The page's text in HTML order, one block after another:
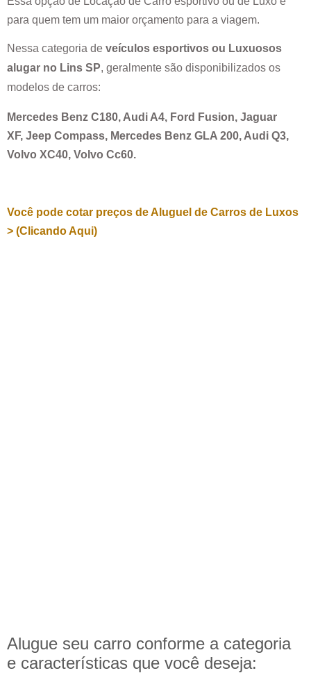
para quem tem um maior orçamento para a viagem.
Nessa categoria de veículos esportivos ou Luxuosos
alugar no Lins SP, geralmente são disponibilizados os
modelos de carros:
Mercedes Benz C180, Audi A4, Ford Fusion, Jaguar
XF, Jeep Compass, Mercedes Benz GLA 200, Audi Q3,
Volvo XC40, Volvo Cc60.
Você pode cotar preços de Aluguel de Carros de Luxos
> (Clicando Aqui)
Alugue seu carro conforme a categoria
e características que você deseja: